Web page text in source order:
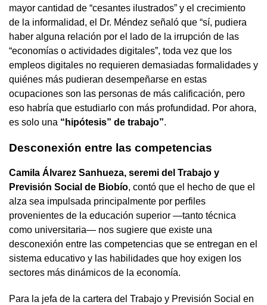
mayor cantidad de “cesantes ilustrados” y el crecimiento
de la informalidad, el Dr. Méndez señaló que “sí, pudiera
haber alguna relación por el lado de la irrupción de las
“economías o actividades digitales”, toda vez que los
empleos digitales no requieren demasiadas formalidades y
quiénes más pudieran desempeñarse en estas
ocupaciones son las personas de más calificación, pero
eso habría que estudiarlo con más profundidad. Por ahora,
es solo una “hipótesis” de trabajo”.
Desconexión entre las competencias
Camila Álvarez Sanhueza, seremi del Trabajo y
Previsión Social de Biobío, contó que el hecho de que el
alza sea impulsada principalmente por perfiles
provenientes de la educación superior —tanto técnica
como universitaria— nos sugiere que existe una
desconexión entre las competencias que se entregan en el
sistema educativo y las habilidades que hoy exigen los
sectores más dinámicos de la economía.
Para la jefa de la cartera del Trabajo y Previsión Social en